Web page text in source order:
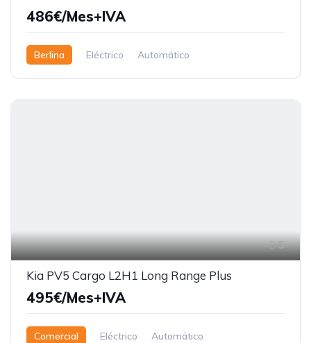
486€/Mes+IVA
Berlina Eléctrico Automático
5
Kia PV5 Cargo L2H1 Long Range Plus
495€/Mes+IVA
Comercial Eléctrico Automático